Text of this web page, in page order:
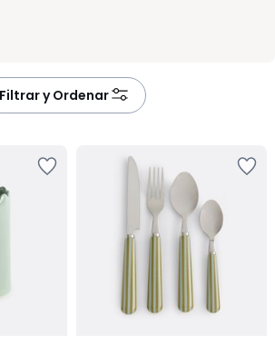
Filtrar y Ordenar